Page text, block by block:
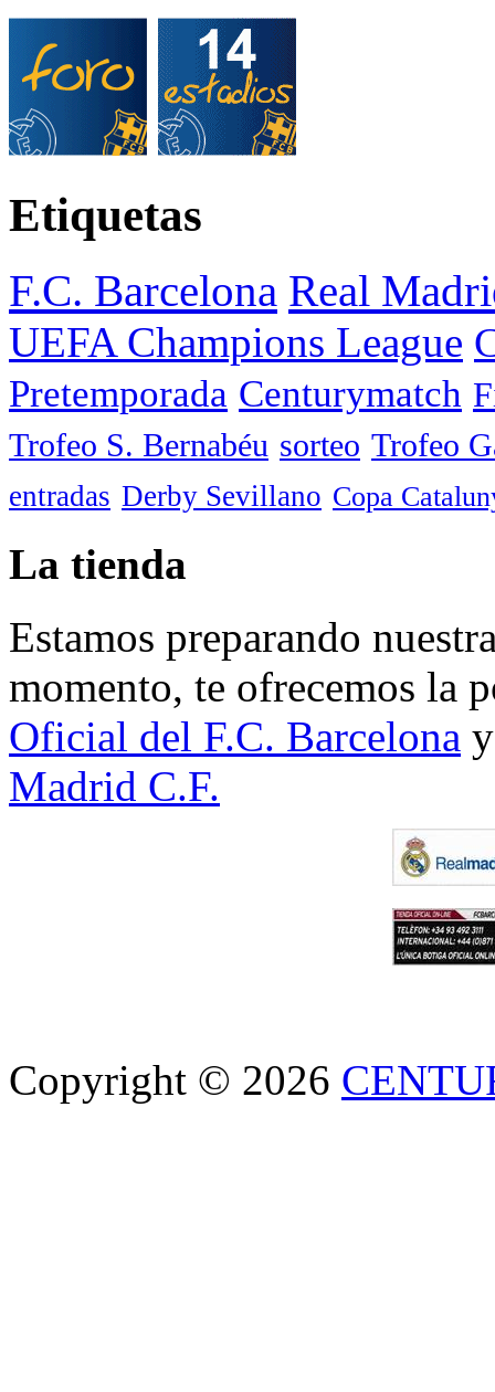
Etiquetas
F.C. Barcelona Real
UEFA Champions League
Pretemporada Centurymatch
Trofeo S. Bernabéu sorteo Trofeo
entradas Derby Sevillano Copa
La tienda
Estamos preparando
momento, te ofrecemos la
Oficial del F.C. Barcelona
Madrid C.F.
Copyright © 2026